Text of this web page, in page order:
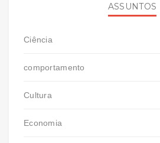
ASSUNTOS
Ciência
comportamento
Cultura
Economia